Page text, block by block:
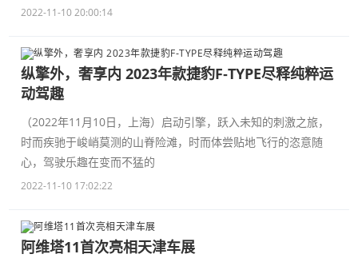
2022-11-10 20:00:14
纵擎外，奢享内 2023年款捷豹F‑TYPE尽释纯粹运
动驾趣
（2022年11月10日，上海）启动引擎，跃入未知的刺激之旅，
时而疾驰于峻峭莫测的山脊险滩，时而体尝贴地飞行的恣意随
心，驾驶乐趣在变而不猛的
2022-11-10 17:02:22
阿维塔11首次亮相天津车展